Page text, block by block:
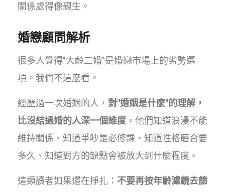
關係處得像親生。
婚戀顧問解析
很多人覺得"大齡二婚"是婚戀市場上的劣勢選
項。我們不這麼看。
經歷過一次婚姻的人， 對"婚姻是什麼"的理解，
比沒結過婚的人深一個維度 。他們知道浪漫不能
維持關係、知道爭吵是必修課、知道性格磨合要
多久、知道對方的缺點會被放大到什麼程度。
這類讀者如果還在掙扎： 不要再按年齡濾鏡去篩